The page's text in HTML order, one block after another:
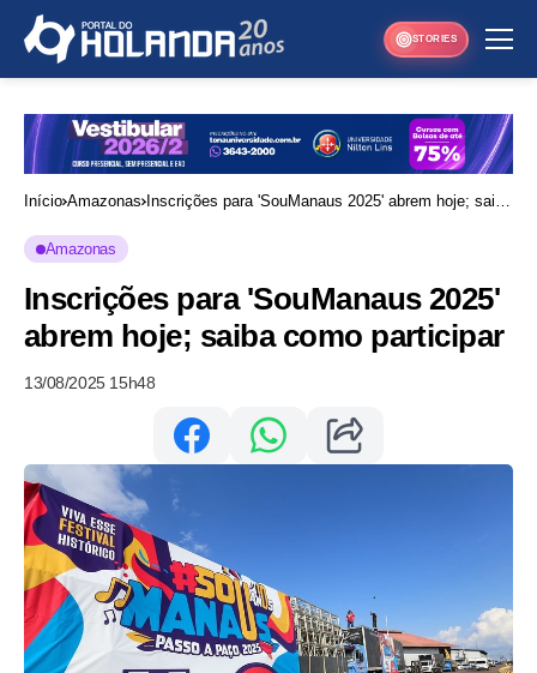
STORIES
Início Amazonas Inscrições para 'SouManaus 2025' abrem hoje; saiba
Amazonas
Inscrições para 'SouManaus 2025'
abrem hoje; saiba como participar
13/08/2025 15h48